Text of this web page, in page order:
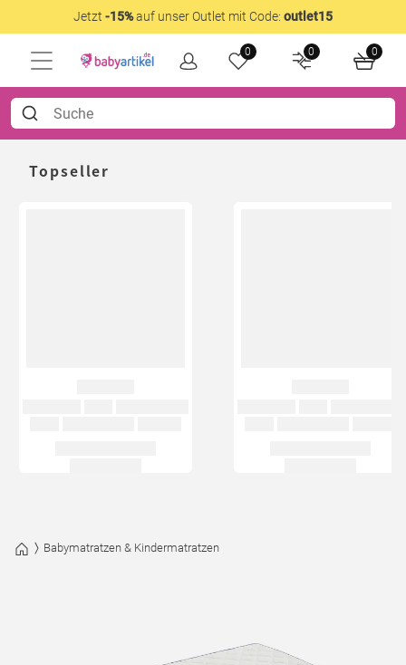
Jetzt -15%auf unser Outlet mit Code: outlet15
0 0 0
Topseller
Babymatratzen & Kindermatratzen